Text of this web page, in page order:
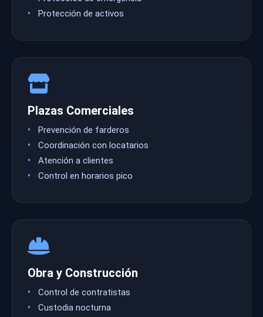
Protección de activos
Plazas Comerciales
Prevención de farderos
Coordinación con locatarios
Atención a clientes
Control en horarios pico
Obra y Construcción
Control de contratistas
Custodia nocturna